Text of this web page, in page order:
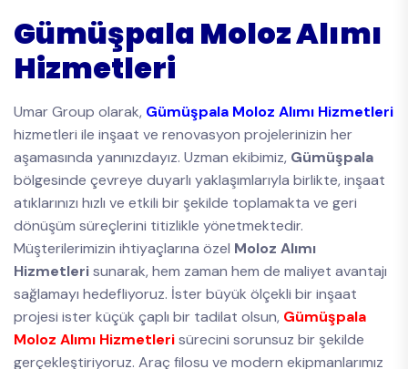
Gümüşpala Moloz Alımı
Hizmetleri
Umar Group olarak, Gümüşpala Moloz Alımı Hizmetleri
hizmetleri ile inşaat ve renovasyon projelerinizin her
aşamasında yanınızdayız. Uzman ekibimiz, Gümüşpala
bölgesinde çevreye duyarlı yaklaşımlarıyla birlikte, inşaat
atıklarınızı hızlı ve etkili bir şekilde toplamakta ve geri
dönüşüm süreçlerini titizlikle yönetmektedir.
Müşterilerimizin ihtiyaçlarına özel Moloz Alımı
Hizmetlerisunarak, hem zaman hem de maliyet avantajı
sağlamayı hedefliyoruz. İster büyük ölçekli bir inşaat
projesi ister küçük çaplı bir tadilat olsun, Gümüşpala
Moloz Alımı Hizmetlerisürecini sorunsuz bir şekilde
gerçekleştiriyoruz. Araç filosu ve modern ekipmanlarımız